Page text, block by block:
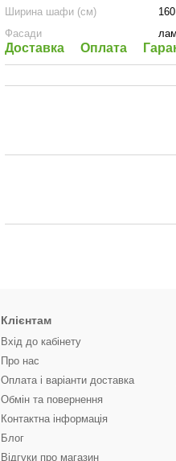
Ширина шафи (см)
160
Фасади
Доставка Оплата
Клієнтам
Вхід до кабінету
Про нас
Оплата і варіанти доставка
Обмін та повернення
Контактна інформація
Блог
Відгуки про магазин